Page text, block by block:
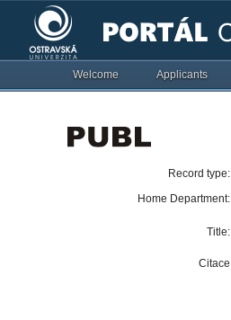
Welcome Applicants
Record type:
Home Department:
Title:
Citace